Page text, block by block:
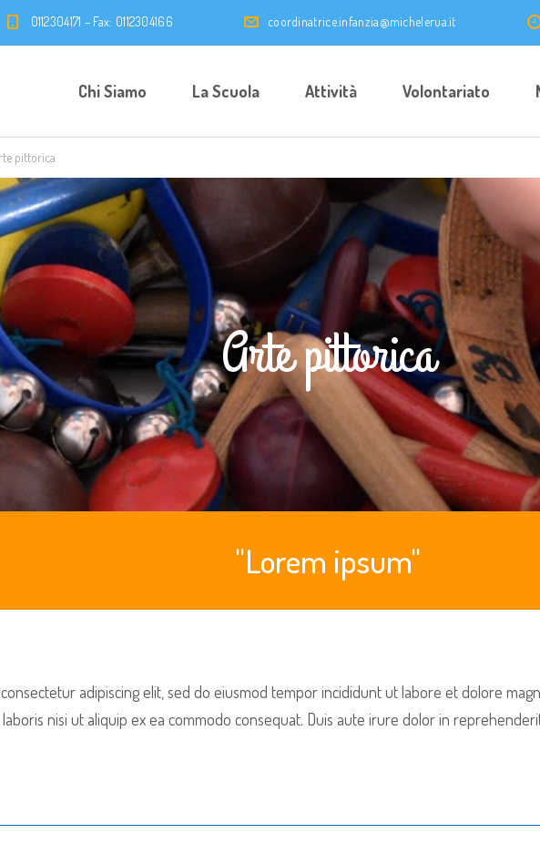
0112304171 – Fax: 0112304166 coordinatrice.infanzia@michelerua.it
Chi Siamo La Scuola Attività Volontariato
pittorica
Arte pittorica
"Lorem ipsum"
adipiscing elit, sed do eiusmod tempor incididunt ut labore et dolore
nisi ut aliquip ex ea commodo consequat. Duis aute irure dolor in